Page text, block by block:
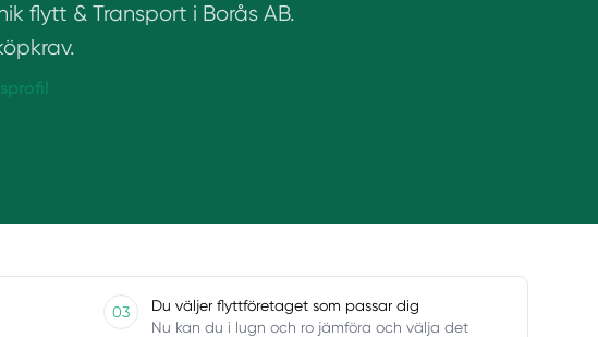
flytt & Transport i Borås AB.
03
Du väljer flyttföretaget som passar dig
Nu kan du i lugn och ro jämföra och välja det